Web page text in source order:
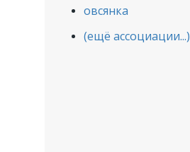
овсянка
(ещё ассоциации...)